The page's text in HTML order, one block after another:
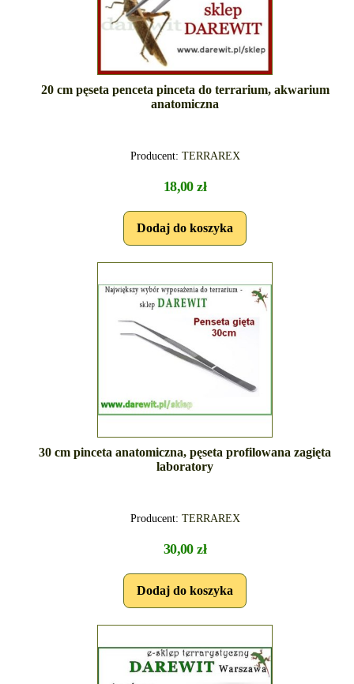
20 cm pęseta penceta pinceta do terrarium, akwarium
anatomiczna
Producent: TERRAREX
18,00 zł
30 cm pinceta anatomiczna, pęseta profilowana zagięta
laboratory
Producent: TERRAREX
30,00 zł